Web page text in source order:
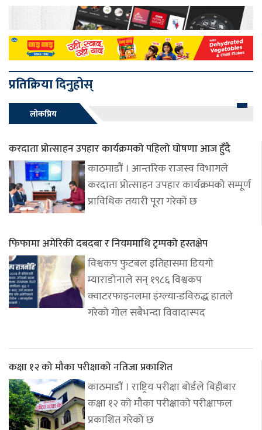
प्रतिक्रिया दिनुहोस्
लोकप्रिय
करदाता प्रोत्साहन उपहार कार्यक्रमको पहिलो घोषणा आज हुँदै
काठमाडौं । आन्तरिक राजस्व विभागले
करदाता प्रोत्साहन उपहार कार्यक्रमको सम्पूर्ण
प्राविधिक तयारी पूरा गरेको छ
फिफामा अमेरिकी दबदबा र नियममाथि ट्रम्पको हस्तक्षेप
विश्वकप फुटबल इतिहासमा डियगो
म्याराडोनाले सन् १९८६ विश्वकप
क्वाटरफाइनलमा इंग्ल्यान्डविरुद्ध हातले
गरेको गोल सबैभन्दा विवादास्पद
कक्षा १२ को मौका परीक्षाको नतिजा प्रकाशित
काठमाडौं । राष्ट्रिय परीक्षा बोर्डले बिहीबार
कक्षा १२ को मौका परीक्षाको परीक्षाफल
प्रकाशित गरेको छ